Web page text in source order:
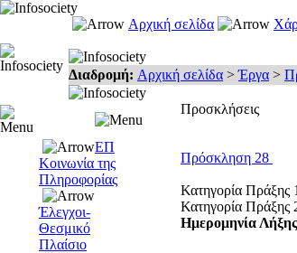
Αρχική σελίδα
Διαδρομή: Αρχική σελίδα >Έργα >
ΕΠ
Κοινωνία της
Πληροφορίας
Έλεγχοι-
Θεσμικό
Πλαίσιο
Προσκλήσεις
Πρόσκληση 28
Κατηγορία Πράξης
Κατηγορία
Ημερομηνία